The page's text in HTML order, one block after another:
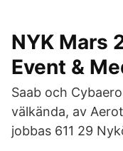
NYK Mars
Event &
Saab och
välkända, av
jobbas 611 29